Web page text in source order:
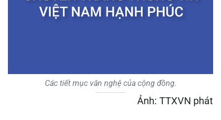
Các tiết mục văn nghệ của cộng đồng.
Ảnh: TTXVN phát